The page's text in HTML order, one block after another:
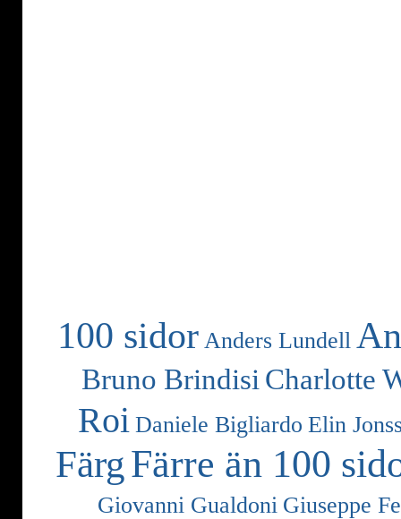
100 sidor Anders Lundell
Bruno Brindisi Charlotte
Roi Daniele Bigliardo Elin
FärgFärre än 100
Giovanni Gualdoni Giuseppe